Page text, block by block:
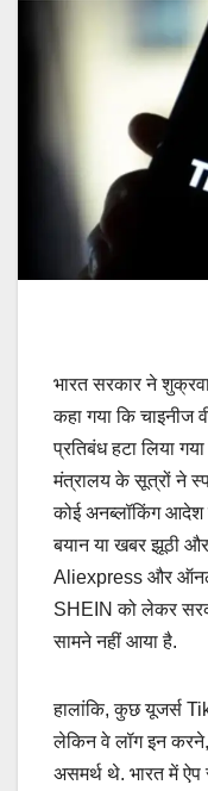
भारत सरकार ने
कहा गया कि चाइनीज
प्रतिबंध हटा लिया
मंत्रालय के सूत्रों ने
कोई अनब्लॉकिंग आदेश
बयान या खबर झूठी
Aliexpress और
SHEIN को लेकर
सामने नहीं आया है.
हालांकि, कुछ यूजर्स
लेकिन वे लॉग इन
असमर्थ थे. भारत में ऐप